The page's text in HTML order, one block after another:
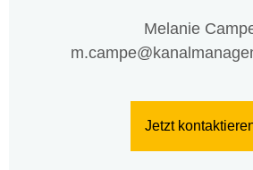
Melanie
Jetzt